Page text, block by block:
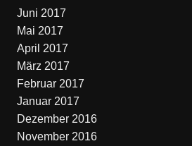
Juni 2017
Mai 2017
April 2017
März 2017
Februar 2017
Januar 2017
Dezember 2016
November 2016